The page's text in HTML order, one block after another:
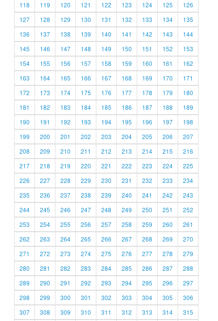
118
119 120 121 122 123 124 125
126
127
128 129 130 131 132 133 134
135
136
137 138 139 140 141 142 143
144
145
146 147 148 149 150 151 152
153
154
155 156 157 158 159 160 161
162
163
164 165 166 167 168 169 170
171
172
173 174 175 176 177 178 179
180
181
182 183 184 185 186 187 188
189
190
191 192 193 194 195 196 197
198
199
200 201 202 203 204 205 206
207
208
209 210 211 212 213 214 215
216
217
218 219 220 221 222 223 224
225
226
227 228 229 230 231 232 233
234
235
236 237 238 239 240 241 242
243
244
245 246 247 248 249 250 251
252
253
254 255 256 257 258 259 260
261
262
263 264 265 266 267 268 269
270
271
272 273 274 275 276 277 278
279
280
281 282 283 284 285 286 287
288
289
290 291 292 293 294 295 296
297
298
299 300 301 302 303 304 305
306
307
308 309 310 311 312 313 314 315